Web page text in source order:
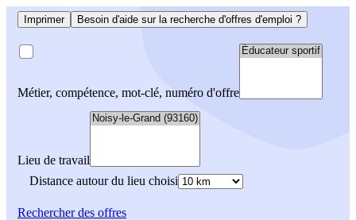
Imprimer Besoin d'aide sur la recherche d'offres d'emploi ?
Métier, compétence, mot-clé, numéro d'offre
Lieu de travail
Distance autour du lieu choisi
Rechercherdes offres